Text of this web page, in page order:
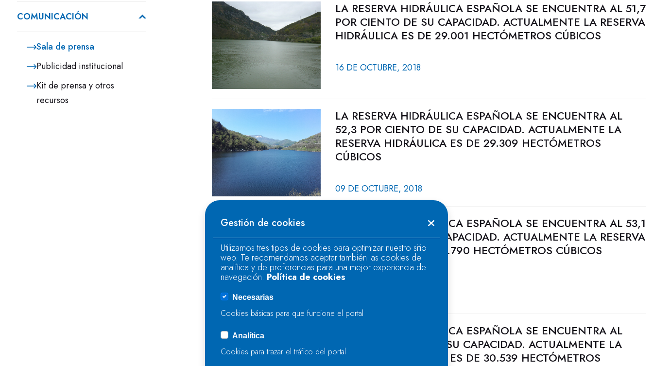
COMUNICACIÓN
Sala de prensa
Publicidad institucional
Kit de prensa y otros
recursos
LA RESERVA HIDRÁULICA ESPAÑOLA SE ENCUENTRA AL 51,7
POR CIENTO DE SU CAPACIDAD. ACTUALMENTE LA RESERVA
HIDRÁULICA ES DE 29.001 HECTÓMETROS CÚBICOS
16 DE OCTUBRE, 2018
LA RESERVA HIDRÁULICA ESPAÑOLA SE ENCUENTRA AL
52,3 POR CIENTO DE SU CAPACIDAD. ACTUALMENTE LA
RESERVA HIDRÁULICA ES DE 29.309 HECTÓMETROS
CÚBICOS
09 DE OCTUBRE, 2018
LA RESERVA HIDRÁULICA ESPAÑOLA SE ENCUENTRA AL 53,1
POR CIENTO DE SU CAPACIDAD. ACTUALMENTE LA RESERVA
HIDRÁULICA ES DE 29.790 HECTÓMETROS CÚBICOS
02 DE OCTUBRE, 2018
LA RESERVA HIDRÁULICA ESPAÑOLA SE ENCUENTRA AL
54,5 POR CIENTO DE SU CAPACIDAD. ACTUALMENTE LA
RESERVA HIDRÁULICA ES DE 30.539 HECTÓMETROS
Gestión de cookies
Utilizamos tres tipos de cookies para optimizar nuestro sitio
web. Te recomendamos aceptar también las cookies de
analítica y de preferencias para una mejor experiencia de
navegación. Política de cookies
Necesarias
Cookies básicas para que funcione el portal
Analítica
Cookies para trazar el tráfico del portal